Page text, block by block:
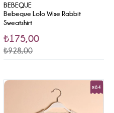
BEBEQUE
Bebeque Lolo Wise Rabbit
Sweatshirt
₺175,00
₺928,00
%84